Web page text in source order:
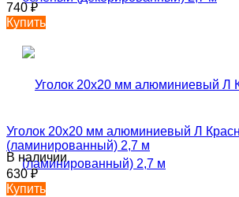
740₽
Купить
Уголок 20х20 мм алюминиевый Л
(ламинированный) 2,7 м
В наличии
630₽
Купить